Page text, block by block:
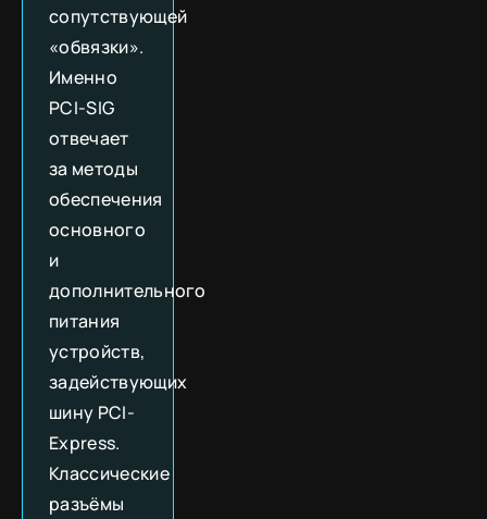
сопутствующей
«обвязки».
Именно
PCI-SIG
отвечает
за методы
обеспечения
основного
и
дополнительного
питания
устройств,
задействующих
шину PCI-
Express.
Классические
разъёмы